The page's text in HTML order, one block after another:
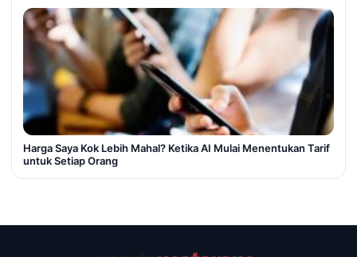
Harga Saya Kok Lebih Mahal? Ketika AI Mulai Menentukan Tarif
untuk Setiap Orang